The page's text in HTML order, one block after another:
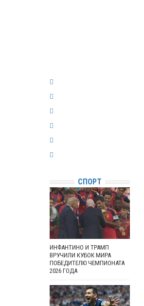
СПОРТ
ИНФАНТИНО И ТРАМП
ВРУЧИЛИ КУБОК МИРА
ПОБЕДИТЕЛЮ ЧЕМПИОНАТА
2026 ГОДА